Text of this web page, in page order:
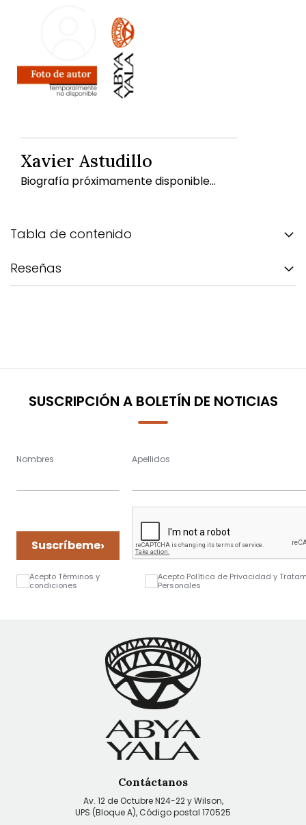
Xavier Astudillo
Biografía próximamente disponible...
Tabla de contenido
Reseñas
SUSCRIPCIÓN A BOLETÍN DE NOTICIAS
Nombres Apellidos
Suscríbeme›
Acepto Términos y
condiciones
Acepto Política de Privacidad y
Personales
Contáctanos
Av. 12 de Octubre N24-22 y Wilson,
UPS (Bloque A), Código postal 170525